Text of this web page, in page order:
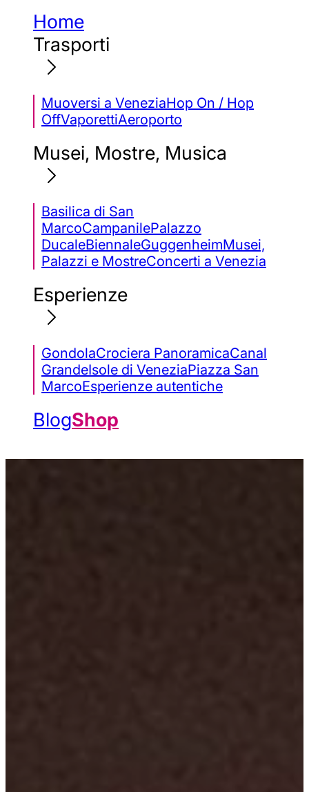
Home
Trasporti
Muoversi a VeneziaHop On / Hop
OffVaporettiAeroporto
Musei, Mostre, Musica
Basilica di San
MarcoCampanilePalazzo
DucaleBiennaleGuggenheimMusei,
Palazzi e MostreConcerti a Venezia
Esperienze
GondolaCrociera PanoramicaCanal
GrandeIsole di VeneziaPiazza San
MarcoEsperienze autentiche
BlogShop